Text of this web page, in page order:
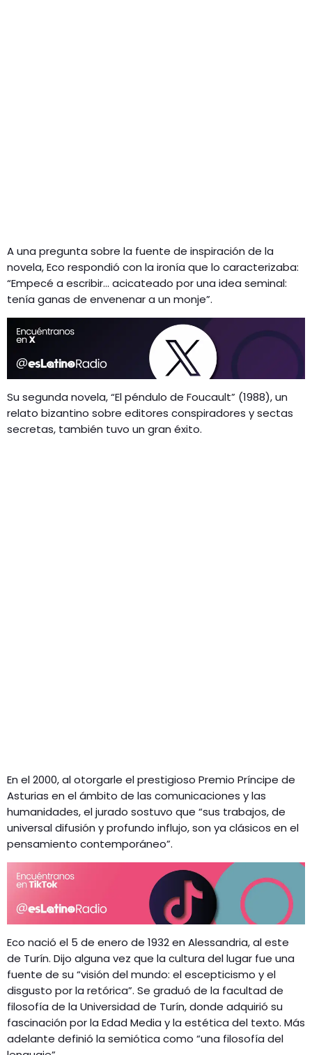
A una pregunta sobre la fuente de inspiración de la
novela, Eco respondió con la ironía que lo caracterizaba:
“Empecé a escribir… acicateado por una idea seminal:
tenía ganas de envenenar a un monje”.
Su segunda novela, “El péndulo de Foucault” (1988), un
relato bizantino sobre editores conspiradores y sectas
secretas, también tuvo un gran éxito.
En el 2000, al otorgarle el prestigioso Premio Príncipe de
Asturias en el ámbito de las comunicaciones y las
humanidades, el jurado sostuvo que “sus trabajos, de
universal difusión y profundo influjo, son ya clásicos en el
pensamiento contemporáneo”.
Eco nació el 5 de enero de 1932 en Alessandria, al este
de Turín. Dijo alguna vez que la cultura del lugar fue una
fuente de su “visión del mundo: el escepticismo y el
disgusto por la retórica”. Se graduó de la facultad de
filosofía de la Universidad de Turín, donde adquirió su
fascinación por la Edad Media y la estética del texto. Más
adelante definió la semiótica como “una filosofía del